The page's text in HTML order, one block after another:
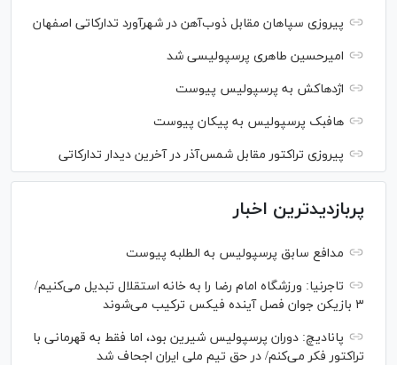
پیروزی سپاهان مقابل ذوب‌آهن در شهرآورد تدارکاتی اصفهان
امیرحسین طاهری پرسپولیسی شد
اژدهاکش به پرسپولیس پیوست
هافبک پرسپولیس به پیکان پیوست
پیروزی تراکتور مقابل شمس‌آذر در آخرین دیدار تدارکاتی
پربازدیدترین اخبار
مدافع سابق پرسپولیس به الطلبه پیوست
تاجرنیا: ورزشگاه امام رضا را به خانه استقلال تبدیل می‌کنیم/
۳ بازیکن جوان فصل آینده فیکس ترکیب می‌شوند
پانادیچ: دوران پرسپولیس شیرین بود، اما فقط به قهرمانی با
تراکتور فکر می‌کنم/ در حق تیم ملی ایران اجحاف شد